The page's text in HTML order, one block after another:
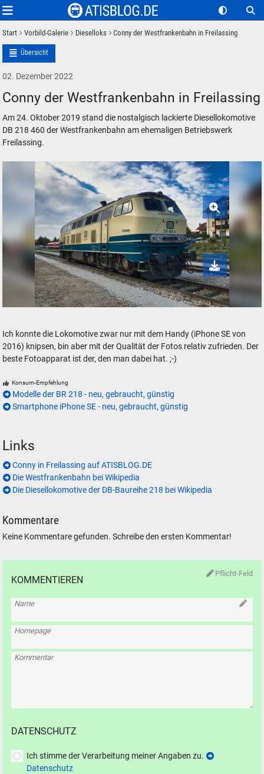
Start Vorbild-Galerie Dieselloks Conny der Westfrankenbahn in Freilassing
Übersicht
02. Dezember 2022
Conny der Westfrankenbahn in Freilassing
Am 24. Oktober 2019 stand die nostalgisch lackierte Diesellokomotive
DB 218 460 der Westfrankenbahn am ehemaligen Betriebswerk
Freilassing.
Ich konnte die Lokomotive zwar nur mit dem Handy (iPhone SE von
2016) knipsen, bin aber mit der Qualität der Fotos relativ zufrieden. Der
beste Fotoapparat ist der, den man dabei hat. ;-)
Konsum-Empfehlung
Modelle der BR 218 - neu, gebraucht, günstig
Smartphone iPhone SE - neu, gebraucht, günstig
Links
Conny in Freilassing auf ATISBLOG.DE
Die Westfrankenbahn bei Wikipedia
Die Diesellokomotive der DB-Baureihe 218 bei Wikipedia
Kommentare
Keine Kommentare gefunden. Schreibe den ersten Kommentar!
Pflicht-Feld
KOMMENTIEREN
Name
Homepage
Kommentar
DATENSCHUTZ
Ich stimme der Verarbeitung meiner Angaben zu.
Datenschutz